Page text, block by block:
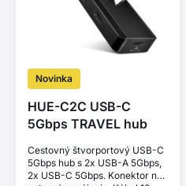
Novinka
HUE-C2C USB-C
5Gbps TRAVEL hub
Cestovný štvorportový USB-C
5Gbps hub s 2x USB-A 5Gbps,
2x USB-C 5Gbps. Konektor na